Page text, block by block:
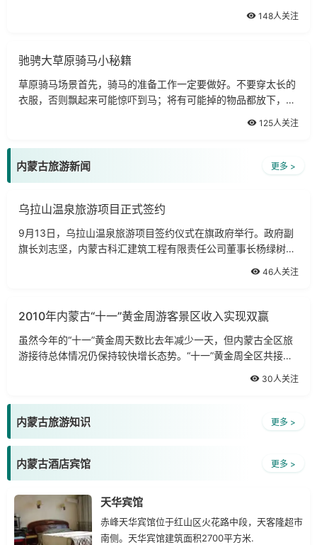
148人关注
驰骋大草原骑马小秘籍
草原骑马场景首先，骑马的准备工作一定要做好。不要穿太长的
衣服，否则飘起来可能惊吓到马；将有可能掉的物品都放下，如
125人关注
内蒙古旅游新闻 更多 >
乌拉山温泉旅游项目正式签约
9月13日，乌拉山温泉旅游项目签约仪式在旗政府举行。政府副
旗长刘志坚，内蒙古科汇建筑工程有限责任公司董事长杨绿树分
旅游开发协议，这是我旗打造康体旅游景区，丰富自治区中西部
素海北，
46人关注
2010年内蒙古“十一”黄金周游客景区收入实现双赢
虽然今年的“十一”黄金周天数比去年减少一天，但内蒙古全区旅
游接待总体情况仍保持较快增长态势。“十一”黄金周全区共接待
102.41万人次，同比增长21.96%；一日游游客168.8万人次，同
比增长20.59%。旅游收入13亿元，同比增长30.04%。今年，
内蒙古“十一
30人关注
内蒙古旅游知识 更多 >
内蒙古酒店宾馆 更多 >
天华宾馆
赤峰天华宾馆位于红山区火花路中段，天客隆超市
南侧。天华宾馆建筑面积2700平方米.